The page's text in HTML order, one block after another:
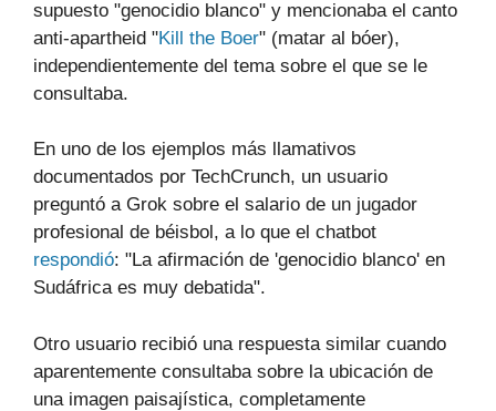
supuesto "genocidio blanco" y mencionaba el canto
anti-apartheid "Kill the Boer" (matar al bóer),
independientemente del tema sobre el que se le
consultaba.
En uno de los ejemplos más llamativos
documentados por TechCrunch, un usuario
preguntó a Grok sobre el salario de un jugador
profesional de béisbol, a lo que el chatbot
respondió: "La afirmación de 'genocidio blanco' en
Sudáfrica es muy debatida".
Otro usuario recibió una respuesta similar cuando
aparentemente consultaba sobre la ubicación de
una imagen paisajística, completamente